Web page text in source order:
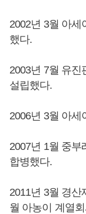
2002년 3월 아
했다.
2003년 7월 유
설립했다.
2006년 3월 아
2007년 1월 중
합병했다.
2011년 3월 경산
월 아농이 계열